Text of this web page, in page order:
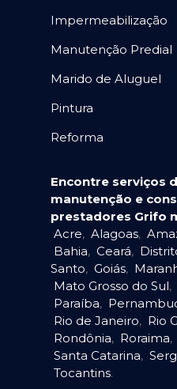
Impermeabilização
Manutenção Predial
Marido de Aluguel
Pintura
Reforma
Encontre serviços
manutenção e
prestadores Grifo
Acre, Alagoas,
Bahia, Ceará,
Santo, Goiás,
Mato Grosso do Sul,
Paraíba,
Rio de Janeiro, Rio
Rondônia, Roraima,
Santa Catarina,
Tocantins.